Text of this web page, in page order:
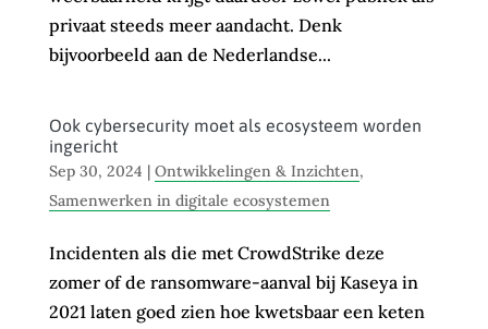
privaat steeds meer aandacht. Denk
bijvoorbeeld aan de Nederlandse...
Ook cybersecurity moet als ecosysteem worden
ingericht
Sep 30, 2024 | Ontwikkelingen & Inzichten,
Samenwerken in digitale ecosystemen
Incidenten als die met CrowdStrike deze
zomer of de ransomware-aanval bij Kaseya in
2021 laten goed zien hoe kwetsbaar een keten